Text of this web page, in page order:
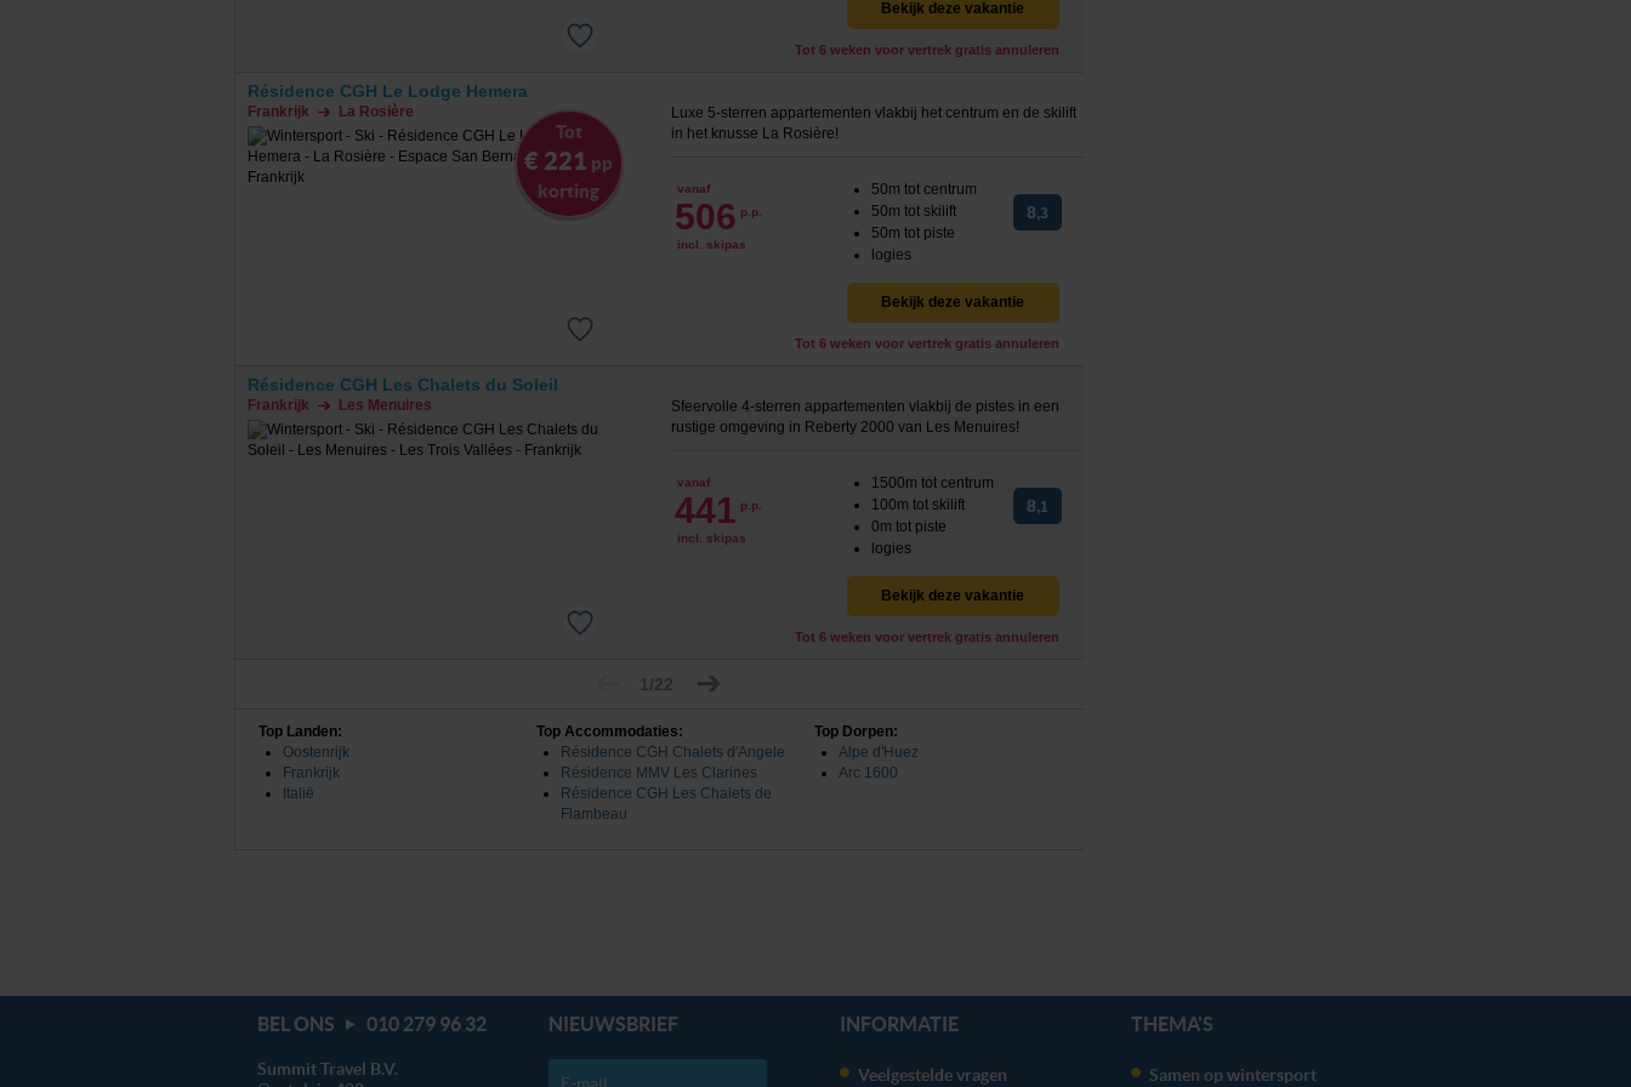
Bekijk deze vakantie
Tot 6 weken voor vertrek gratis annuleren
Résidence CGH Le Lodge Hemera
Frankrijk La Rosière
Tot
€ 221 pp
korting
Luxe 5-sterren appartementen vlakbij het centrum en de skilift
in het knusse La Rosière!
vanaf
506 p.p.
incl. skipas
50m tot centrum
50m tot skilift
50m tot piste
logies
8,3
Bekijk deze vakantie
Tot 6 weken voor vertrek gratis annuleren
Résidence CGH Les Chalets du Soleil
Frankrijk Les Menuires
Sfeervolle 4-sterren appartementen vlakbij de pistes in een
rustige omgeving in Reberty 2000 van Les Menuires!
vanaf
441 p.p.
incl. skipas
1500m tot centrum
100m tot skilift
0m tot piste
logies
8,1
Bekijk deze vakantie
Tot 6 weken voor vertrek gratis annuleren
1/22
Top Landen:
Oostenrijk
Frankrijk
Italië
Top Accommodaties:
Résidence CGH Chalets d'Angele
Résidence MMV Les Clarines
Résidence CGH Les Chalets de
Flambeau
Top Dorpen:
Alpe d'Huez
Arc 1600
BEL ONS 010 279 96 32
Summit Travel B.V.
NIEUWSBRIEF INFORMATIE
Veelgestelde vragen
THEMA'S
Samen op wintersport